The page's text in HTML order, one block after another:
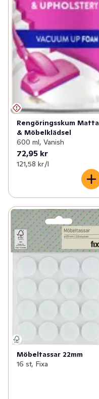
✓ Säsongspynt
✓ Rengöringssvamp (3)
✓ Stålull (2)
Rengöringsskum Matta
& Möbelklädsel
600 ml, Vanish
72,95 kr
121,58 kr /l
Möbeltassar 22mm
16 st, Fixa